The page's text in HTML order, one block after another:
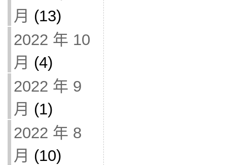
月 (13)
2022 年 10
月 (4)
2022 年 9
月 (1)
2022 年 8
月 (10)